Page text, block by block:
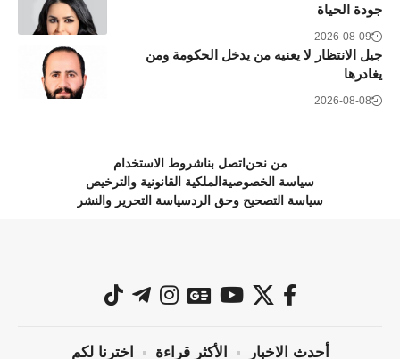
جودة الحياة
2026-08-09
جيل الانتظار لا يعنيه من يدخل الحكومة ومن
يغادرها
2026-08-08
من نحن اتصل بناشروط الاستخدام
سياسة الخصوصية الملكية القانونية والترخيص
سياسة التصحيح وحق الردسياسة التحرير والنشر
أحدث الاخبار الأكثر قراءة اخترنا لكم